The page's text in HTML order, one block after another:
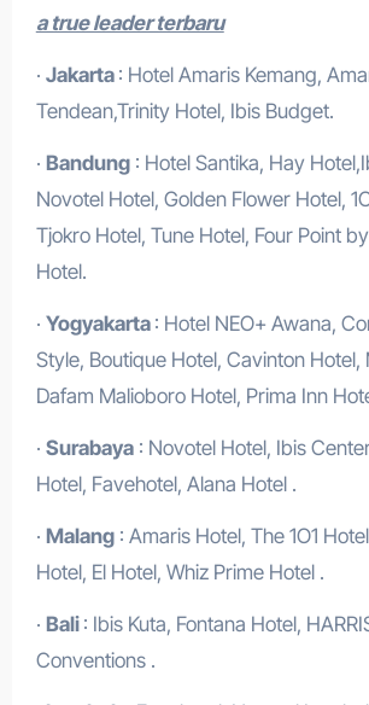
a true leader terbaru
· Jakarta : Hotel Amaris Kemang,
Tendean,Trinity Hotel, Ibis Budget.
· Bandung: Hotel Santika, Hay
Novotel Hotel, Golden Flower Hotel,
Tjokro Hotel, Tune Hotel, Four Point
Hotel.
· Yogyakarta : Hotel NEO+ Awana,
Style, Boutique Hotel, Cavinton Hotel,
Dafam Malioboro Hotel, Prima Inn
· Surabaya: Novotel Hotel, Ibis
Hotel, Favehotel, Alana Hotel .
· Malang: Amaris Hotel, The 1O1
Hotel, El Hotel, Whiz Prime Hotel .
· Bali : Ibis Kuta, Fontana Hotel,
Conventions .